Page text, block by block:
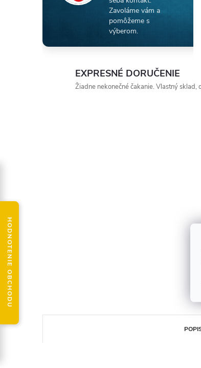
Zavoláme vám a
pomôžeme s
výberom.
EXPRESNÉ DORUČENIE
Žiadne nekonečné čakanie. Vlastný
HODNOTENIE OBCHODU